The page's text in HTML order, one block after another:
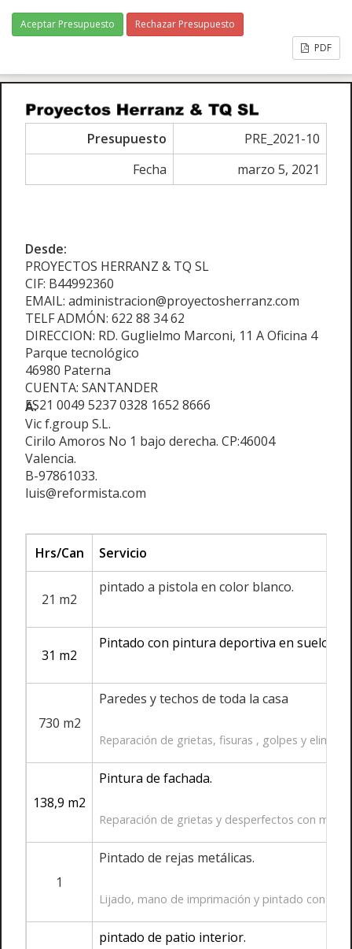
Aceptar Presupuesto
Rechazar Presupuesto
PDF
Presupuesto
PRE_2021-10
Fecha
marzo 5, 2021
Desde:
PROYECTOS HERRANZ & TQ SL
CIF: B44992360
EMAIL: administracion@proyectosherranz.com
TELF ADMÓN: 622 88 34 62
DIRECCION: RD. Guglielmo Marconi, 11 A Oficina 4
Parque tecnológico
46980 Paterna
CUENTA: SANTANDER
ES21 0049 5237 0328 1652 8666
A:
Vic f.group S.L.
Cirilo Amoros No 1 bajo derecha. CP:46004
Valencia.
B-97861033.
luis@reformista.com
Hrs/Can Servicio
21 m2
pintado a pistola en color blanco.
31 m2
Pintado con pintura deportiva en suelo.
730 m2
Paredes y techos de toda la casa
Reparación de grietas, fisuras , golpes y
138,9 m2
Pintura de fachada.
Reparación de grietas y desperfectos con
1
Pintado de rejas metálicas.
Lijado, mano de imprimación y pintado con
pintado de patio interior.